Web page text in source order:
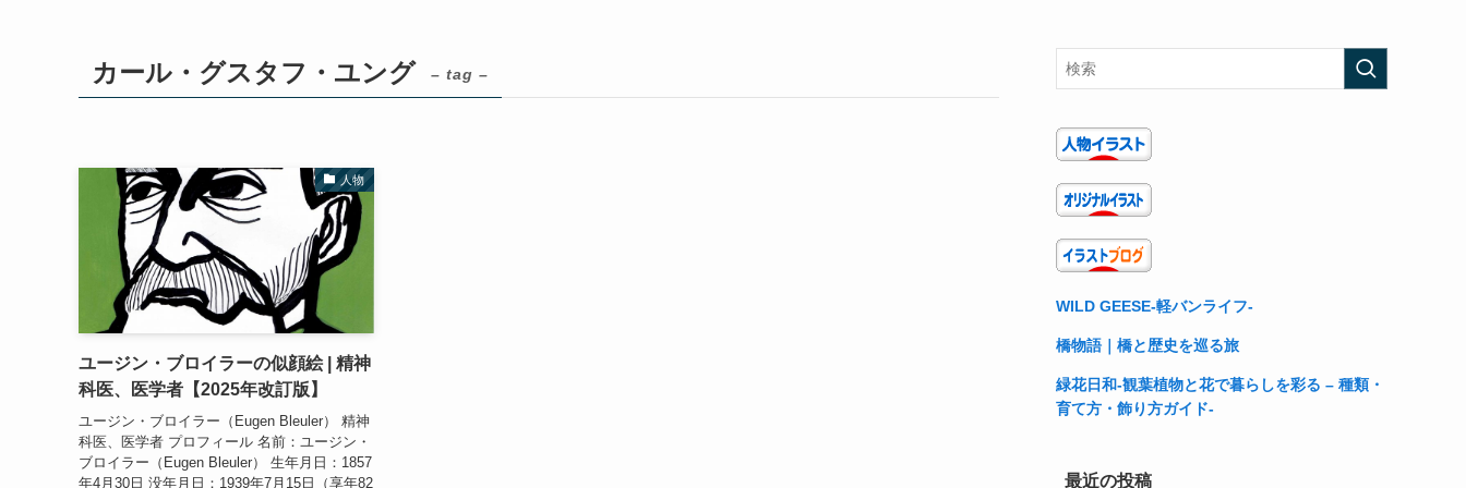
カール・グスタフ・ユング – tag –
人物
ユージン・ブロイラーの似顔絵 | 精神
科医、医学者【2025年改訂版】
ユージン・ブロイラー（Eugen Bleuler） 精神
科医、医学者 プロフィール 名前：ユージン・
ブロイラー（Eugen Bleuler） 生年月日：1857
年4月30日 没年月日：1939年7月15日（享年82
WILD GEESE-軽バンライフ-
橋物語｜橋と歴史を巡る旅
緑花日和-観葉植物と花で暮らしを彩る – 種類・
育て方・飾り方ガイド-
最近の投稿